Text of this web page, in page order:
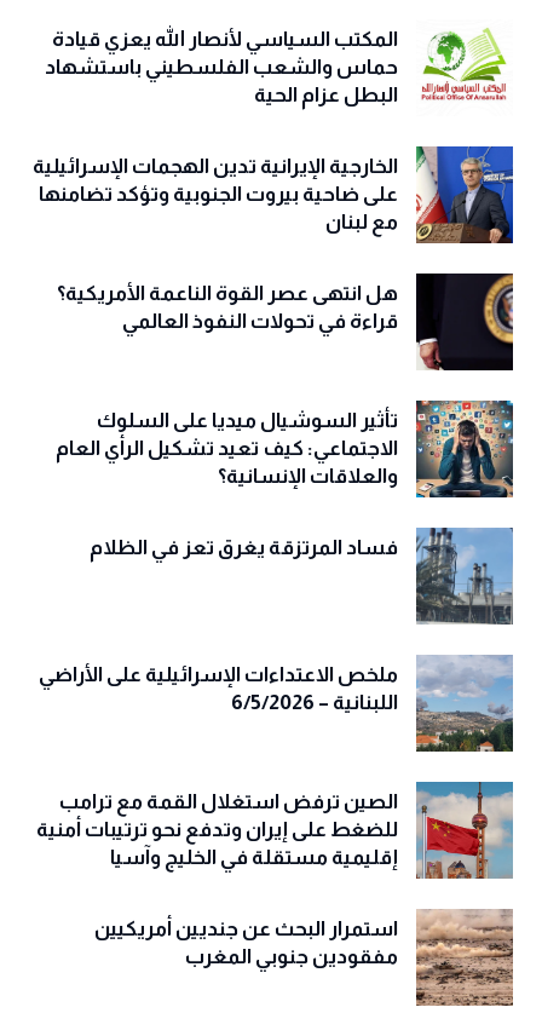
المكتب السياسي لأنصار الله يعزي قيادة
حماس والشعب الفلسطيني باستشهاد
البطل عزام الحية
الخارجية الإيرانية تدين الهجمات الإسرائيلية
على ضاحية بيروت الجنوبية وتؤكد تضامنها
مع لبنان
هل انتهى عصر القوة الناعمة الأمريكية؟
قراءة في تحولات النفوذ العالمي
تأثير السوشيال ميديا على السلوك
الاجتماعي: كيف تعيد تشكيل الرأي العام
والعلاقات الإنسانية؟
فساد المرتزقة يغرق تعز في الظلام
ملخص الاعتداءات الإسرائيلية على الأراضي
اللبنانية – 6/5/2026
الصين ترفض استغلال القمة مع ترامب
للضغط على إيران وتدفع نحو ترتيبات أمنية
إقليمية مستقلة في الخليج وآسيا
استمرار البحث عن جنديين أمريكيين
مفقودين جنوبي المغرب